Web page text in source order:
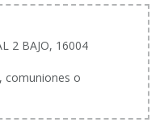
2 BAJO, 16004
comuniones o